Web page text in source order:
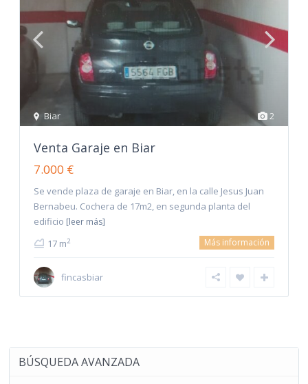
2
Biar
Venta Garaje en Biar
7.000 €
Se vende plaza de garaje en Biar, en la calle Jesus Juan
Bernabeu. Cochera de 17m2, en segunda planta del
edificio [leer más]
17 m2 Más información
fincasbiar
BÚSQUEDA AVANZADA